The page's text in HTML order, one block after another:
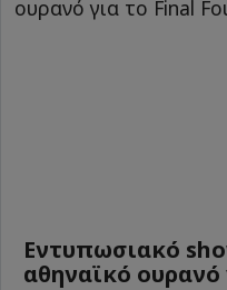
Εντυπωσιακό
αθηναϊκό